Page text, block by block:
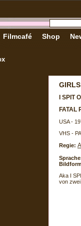
Filmcafé Shop
I SPIT
FATAL
USA -
VHS -
Regie:
Aka I
von